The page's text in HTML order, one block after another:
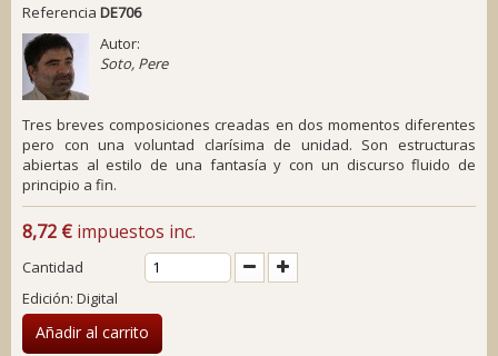
Referencia DE706
Autor:
Soto, Pere
Tres breves composiciones creadas en dos momentos diferentes
pero con una voluntad clarísima de unidad. Son estructuras
abiertas al estilo de una fantasía y con un discurso fluido de
principio a fin.
8,72 € impuestos inc.
Cantidad
Edición: Digital
Añadir al carrito